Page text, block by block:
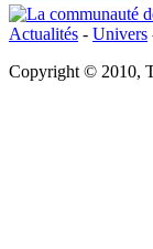
Actualités - Univers
Copyright © 2010,